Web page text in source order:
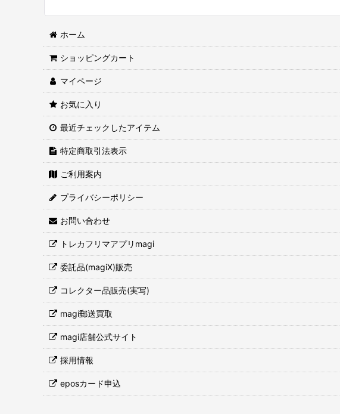
ホーム
ショッピングカート
マイページ
お気に入り
最近チェックしたアイテム
特定商取引法表示
ご利用案内
プライバシーポリシー
お問い合わせ
トレカフリマアプリmagi
委託品(magiX)販売
コレクター品販売(実写)
magi郵送買取
magi店舗公式サイト
採用情報
eposカード申込